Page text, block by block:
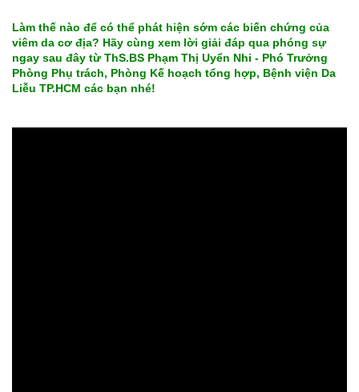
Làm thế nào để có thể phát hiện sớm các biến chứng của
viêm da cơ địa? Hãy cùng xem lời giải đáp qua phóng sự
ngay sau đây từ ThS.BS Phạm Thị Uyển Nhi - Phó Trưởng
Phòng Phụ trách, Phòng Kế hoạch tổng hợp, Bệnh viện Da
Liễu TP.HCM các bạn nhé!